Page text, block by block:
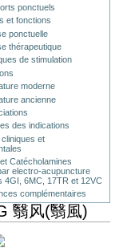
ponctuels
et fonctions
ponctuelle
thérapeutique
de stimulation
moderne
ancienne
des indications
et
Catécholamines
electro-acupuncture
4GI, 6MC, 17TR et 12VC
complémentaires
翳风(翳風)